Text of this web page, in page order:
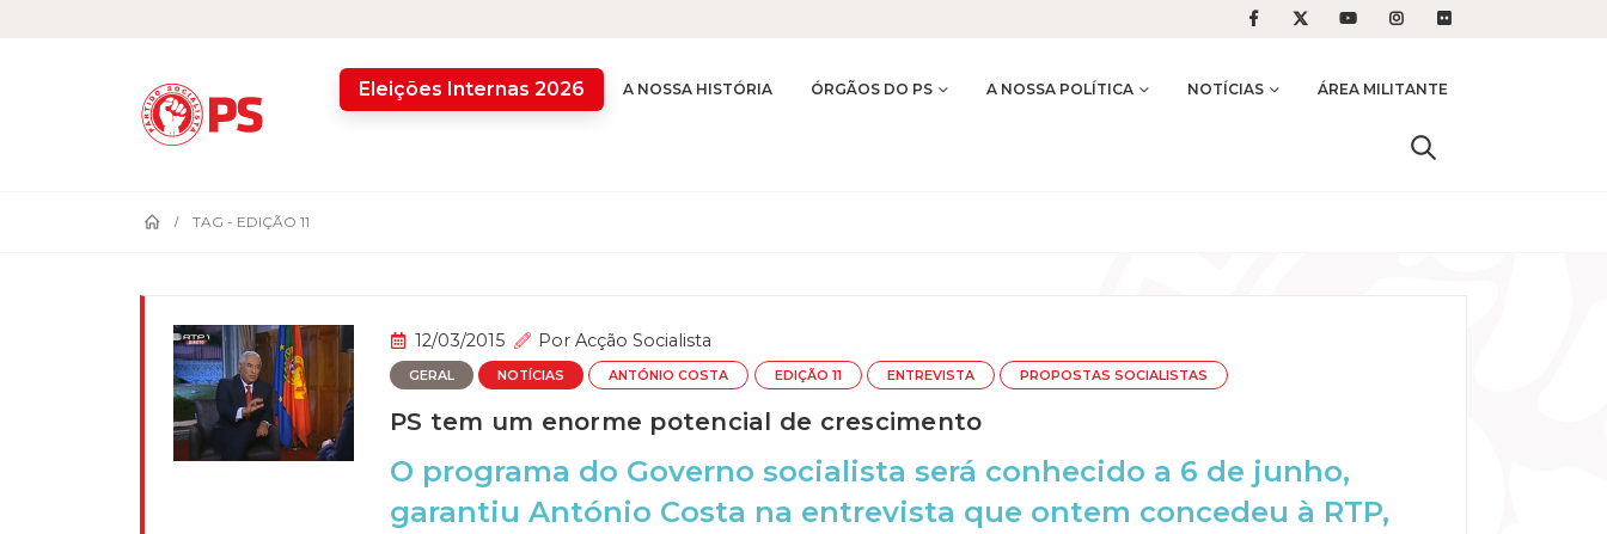
Eleições Internas 2026 A NOSSA HISTÓRIA ÓRGÃOS DO PS A NOSSA POLÍTICA NOTÍCIAS ÁREA MILITANTE
TAG - EDIÇÃO 11
12/03/2015 Por Acção Socialista
GERAL NOTÍCIAS ANTÓNIO COSTA EDIÇÃO 11 ENTREVISTA PROPOSTAS SOCIALISTAS
PS tem um enorme potencial de crescimento
O programa do Governo socialista será conhecido a 6 de junho,
garantiu António Costa na entrevista que ontem concedeu à RTP,